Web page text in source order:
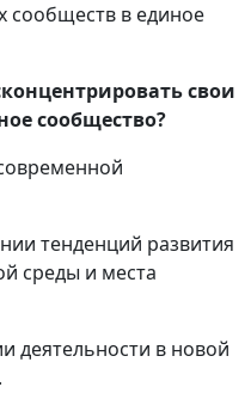
сообществ в единое
свои
сообщество?
тенденций развития
среды и места
деятельности в новой